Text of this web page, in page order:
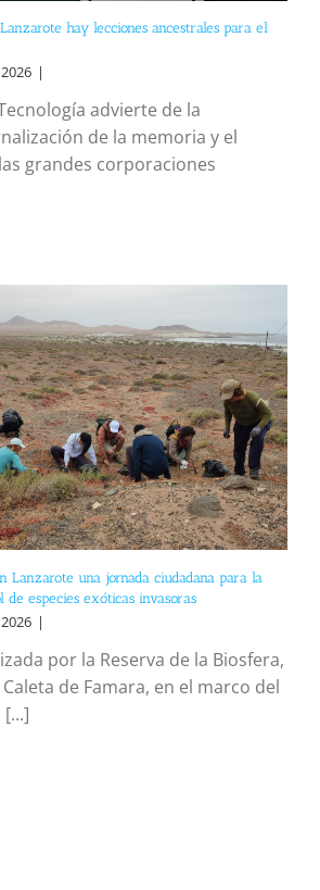
Lanzarote hay lecciones ancestrales para el
|
advierte de la
de la memoria y el
grandes corporaciones
Lanzarote una jornada ciudadana para la
de especies exóticas invasoras
|
por la Reserva de la Biosfera,
de Famara, en el marco del